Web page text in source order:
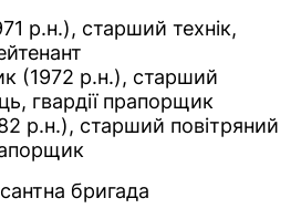
р.н.), старший технік,
(1972 р.н.), старший
гвардії прапорщик
р.н.), старший повітряний
бригада